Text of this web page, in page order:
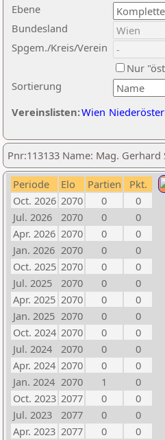
Ebene
Sortierung
Bundesland
Spgem./Kreis/Verein
Nur
Vereinslisten:Wien
Pnr:113133 Name: Mag. Gerhard
Periode Elo Partien
Pkt.
Oct. 2026 2070 0
0
Jul. 2026
2070 0
0
Apr. 2026 2070 0
0
Jan. 2026 2070 0
0
Oct. 2025 2070 0
0
Jul. 2025
2070 0
0
Apr. 2025 2070 0
0
Jan. 2025 2070 0
0
Oct. 2024 2070 0
0
Jul. 2024
2070 0
0
Apr. 2024 2070 0
0
Jan. 2024 2070 1
0
Oct. 2023 2077 0
0
Jul. 2023
2077 0
0
Apr. 2023 2077 0
0